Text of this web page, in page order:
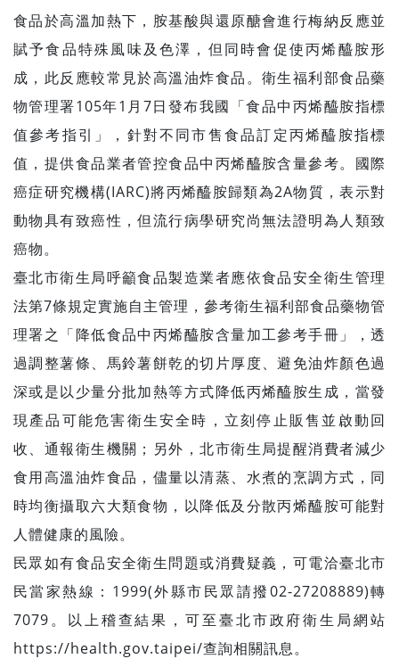
食品於高溫加熱下，胺基酸與還原醣會進行梅納反應並
賦予食品特殊風味及色澤，但同時會促使丙烯醯胺形
成，此反應較常見於高溫油炸食品。衛生福利部食品藥
物管理署105年1月7日發布我國「食品中丙烯醯胺指標
值參考指引」，針對不同市售食品訂定丙烯醯胺指標
值，提供食品業者管控食品中丙烯醯胺含量參考。國際
癌症研究機構(IARC)將丙烯醯胺歸類為2A物質，表示對
動物具有致癌性，但流行病學研究尚無法證明為人類致
癌物。
臺北市衛生局呼籲食品製造業者應依食品安全衛生管理
法第7條規定實施自主管理，參考衛生福利部食品藥物管
理署之「降低食品中丙烯醯胺含量加工參考手冊」，透
過調整薯條、馬鈴薯餅乾的切片厚度、避免油炸顏色過
深或是以少量分批加熱等方式降低丙烯醯胺生成，當發
現產品可能危害衛生安全時，立刻停止販售並啟動回
收、通報衛生機關；另外，北市衛生局提醒消費者減少
食用高溫油炸食品，儘量以清蒸、水煮的烹調方式，同
時均衡攝取六大類食物，以降低及分散丙烯醯胺可能對
人體健康的風險。
民眾如有食品安全衛生問題或消費疑義，可電洽臺北市
民當家熱線：1999(外縣市民眾請撥02-27208889)轉
7079。以上稽查結果，可至臺北市政府衛生局網站
https://health.gov.taipei/查詢相關訊息。